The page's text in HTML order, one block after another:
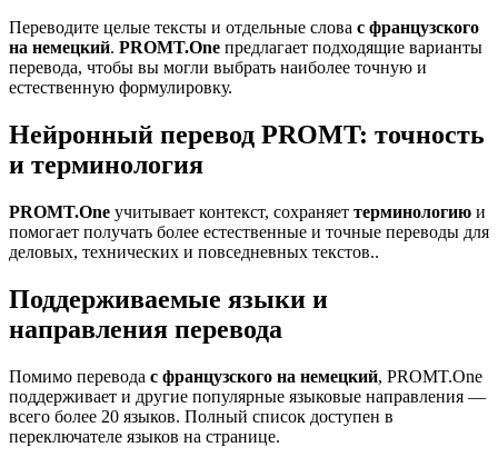
Переводите целые тексты и отдельные слова с французского
на немецкий. PROMT.One предлагает подходящие варианты
перевода, чтобы вы могли выбрать наиболее точную и
естественную формулировку.
Нейронный перевод PROMT: точность
и терминология
PROMT.One учитывает контекст, сохраняет терминологию и
помогает получать более естественные и точные переводы для
деловых, технических и повседневных текстов..
Поддерживаемые языки и
направления перевода
Помимо перевода с французского на немецкий, PROMT.One
поддерживает и другие популярные языковые направления —
всего более 20 языков. Полный список доступен в
переключателе языков на странице.